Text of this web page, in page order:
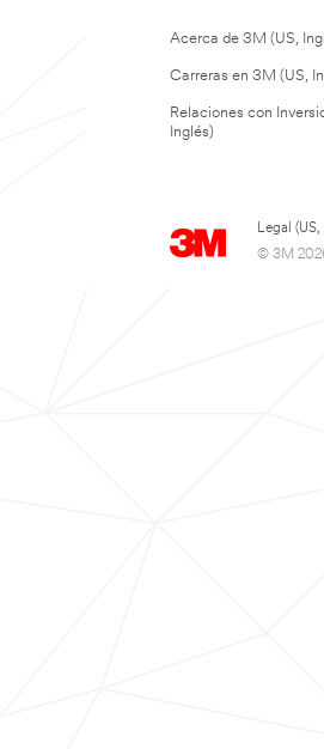
Acerca de 3M (US,
Carreras en 3M (US,
Relaciones con
Inglés)
Legal (US,
© 3M